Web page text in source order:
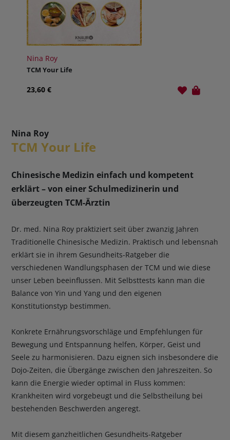
Nina Roy
TCM Your Life
23,60 €
Nina Roy
TCM Your Life
Chinesische Medizin einfach und kompetent
erklärt – von einer Schulmedizinerin und
überzeugten TCM-Ärztin
Dr. med. Nina Roy praktiziert seit über zwanzig Jahren
Traditionelle Chinesische Medizin. Praktisch und lebensnah
erklärt sie in ihrem Gesundheits-Ratgeber die
verschiedenen Wandlungsphasen der TCM und wie diese
unser Leben beeinflussen. Mit Selbsttests kann man die
Balance von Yin und Yang und den eigenen
Konstitutionstyp bestimmen.
Konkrete Ernährungsvorschläge und Empfehlungen für
Bewegung und Entspannung helfen, Körper, Geist und
Seele zu harmonisieren. Dazu eignen sich insbesondere die
Dojo-Zeiten, die Übergänge zwischen den Jahreszeiten. So
kann die Energie wieder optimal in Fluss kommen:
Krankheiten wird vorgebeugt und die Selbstheilung bei
bestehenden Beschwerden angeregt.
Mit diesem ganzheitlichen Gesundheits-Ratgeber